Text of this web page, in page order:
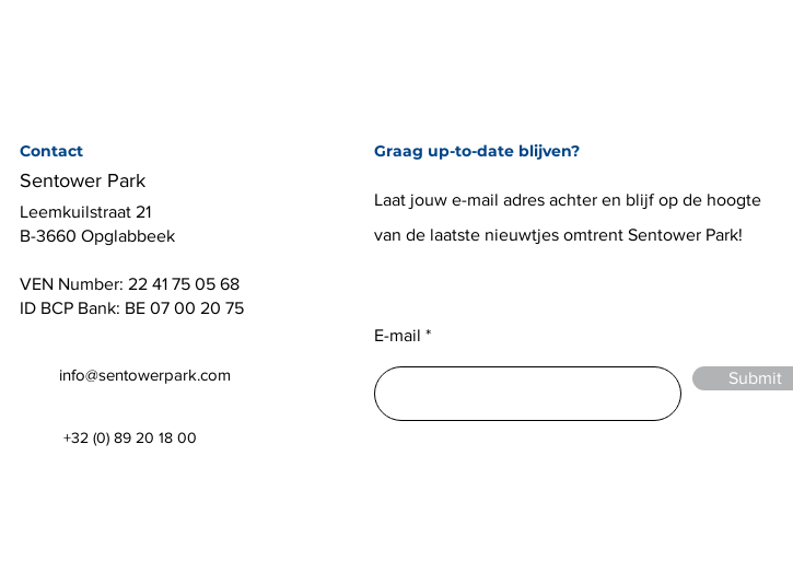
Contact
Sentower Park
Leemkuilstraat 21
B-3660 Opglabbeek
VEN Number: 22 41 75 05 68
ID BCP Bank: BE 07 00 20 75
info@sentowerpark.com
+32 (0) 89 20 18 00
Graag up-to-date blijven?
Laat jouw e-mail adres achter en blijf op de hoogte
van de laatste nieuwtjes omtrent Sentower Park!
E-mail
Submit